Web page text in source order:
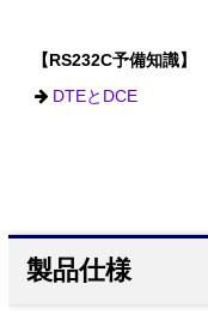
【RS232C予備知識】
DTEとDCE
製品仕様